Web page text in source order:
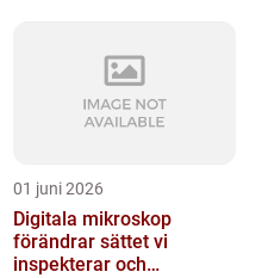
01 juni 2026
Digitala mikroskop
förändrar sättet vi
inspekterar och